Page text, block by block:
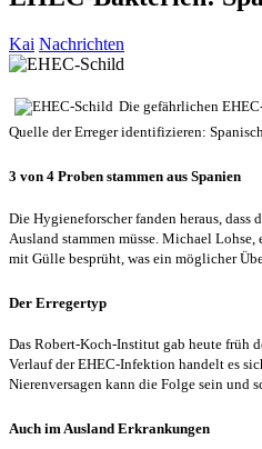
Kai Nachrichten
Die gefährlichen
Quelle der Erreger identifizieren:
3 von 4 Proben stammen aus Spanien
Die Hygieneforscher fanden heraus, dass
Ausland stammen müsse. Michael
mit Gülle besprüht, was ein möglicher
Der Erregertyp
Das Robert-Koch-Institut gab heute früh
Verlauf der EHEC-Infektion handelt es
Nierenversagen kann die Folge sein und
Auch im Ausland Erkrankungen